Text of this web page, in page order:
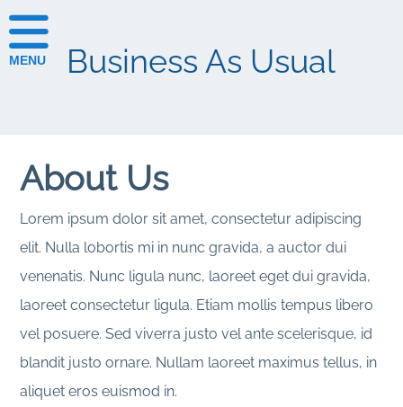
Business As Usual
MENU
About Us
Lorem ipsum dolor sit amet, consectetur adipiscing
elit. Nulla lobortis mi in nunc gravida, a auctor dui
venenatis. Nunc ligula nunc, laoreet eget dui gravida,
laoreet consectetur ligula. Etiam mollis tempus libero
vel posuere. Sed viverra justo vel ante scelerisque, id
blandit justo ornare. Nullam laoreet maximus tellus, in
aliquet eros euismod in.